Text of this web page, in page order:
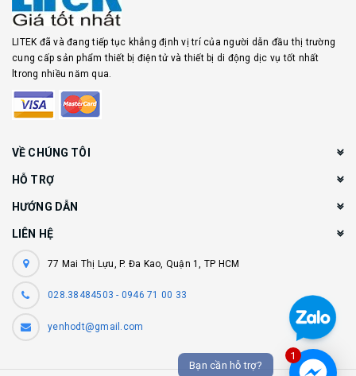
1
Bạn cần hỗ trợ?
LITEK đã và đang tiếp tục khẳng định vị trí của người dẫn đầu thị trường
cung cấp sản phẩm thiết bị điện tử và thiết bị di động dịc vụ tốt nhất
ltrong nhiều năm qua.
VỀ CHÚNG TÔI
HỖ TRỢ
HƯỚNG DẪN
LIÊN HỆ
77 Mai Thị Lựu, P. Đa Kao, Quận 1, TP HCM
028.38484503 - 0946 71 00 33
yenhodt@gmail.com